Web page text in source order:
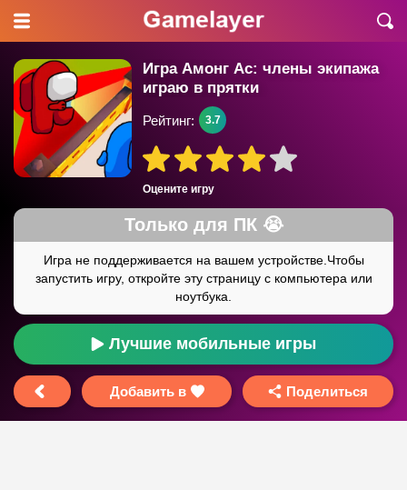
Игра Амонг Ас: члены экипажа
играю в прятки
Оцените игру
Рейтинг: 3.7
Лучшие мобильные игры
Добавить в Поделиться